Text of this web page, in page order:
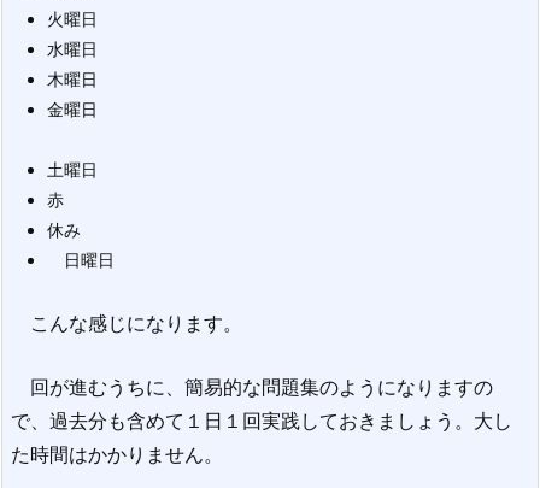
火曜日
水曜日
木曜日
金曜日
土曜日
赤
休み
日曜日
こんな感じになります。
回が進むうちに、簡易的な問題集のようになりますの
で、過去分も含めて１日１回実践しておきましょう。大し
た時間はかかりません。